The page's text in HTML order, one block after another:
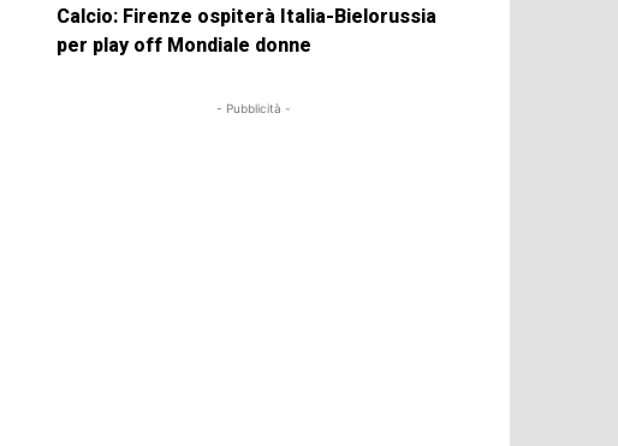
Calcio: Firenze ospiterà Italia-Bielorussia
per play off Mondiale donne
- Pubblicità -